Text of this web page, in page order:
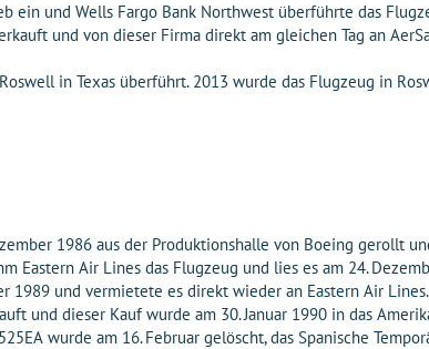
ein und Wells Fargo Bank Northwest überführte das
und von dieser Firma direkt am gleichen Tag an
in Texas überführt. 2013 wurde das Flugzeug in
1986 aus der Produktionshalle von Boeing gerollt
Eastern Air Lines das Flugzeug und lies es am 24.
1989 und vermietete es direkt wieder an Eastern Air Lines.
und dieser Kauf wurde am 30. Januar 1990 in das
wurde am 16. Februar gelöscht, das Spanische